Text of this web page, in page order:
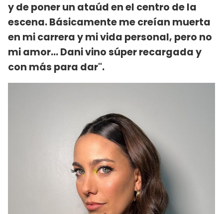
y de poner un ataúd en el centro de la
escena. Básicamente me creían muerta
en mi carrera y mi vida personal, pero no
mi amor... Dani vino súper recargada y
con más para dar".